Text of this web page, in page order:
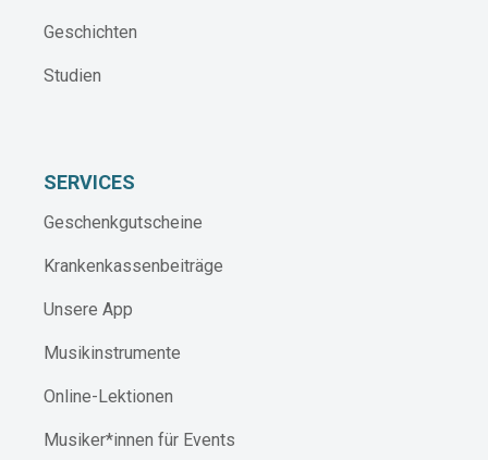
Geschichten
Studien
SERVICES
Geschenkgutscheine
Krankenkassenbeiträge
Unsere App
Musikinstrumente
Online-Lektionen
Musiker*innen für Events